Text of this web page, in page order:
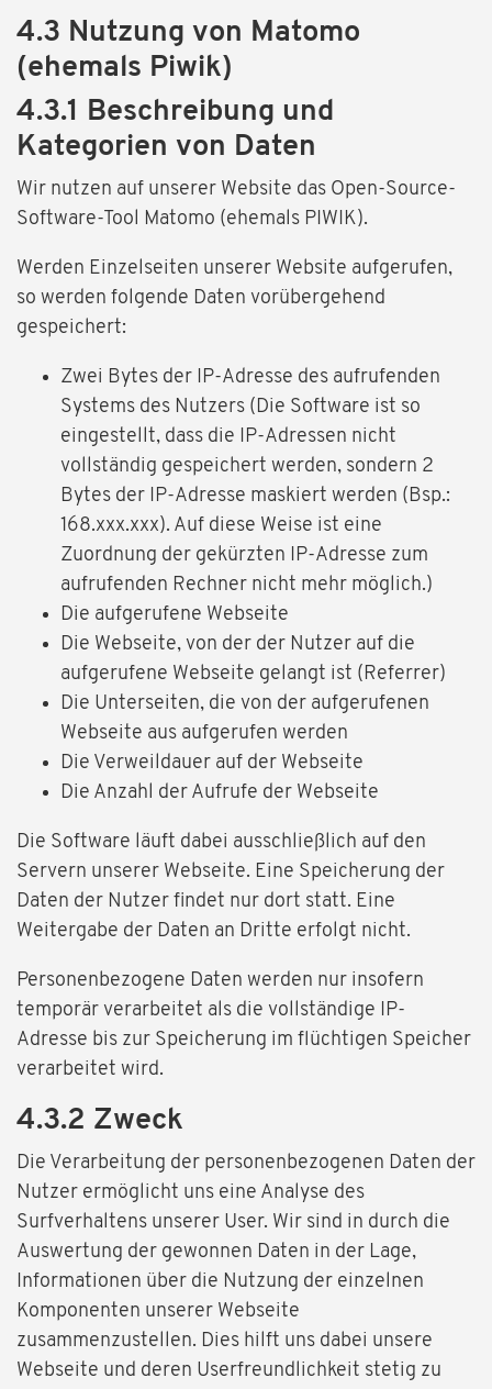
4.3 Nutzung von Matomo
(ehemals Piwik)
4.3.1 Beschreibung und
Kategorien von Daten
Wir nutzen auf unserer Website das Open-Source-
Software-Tool Matomo (ehemals PIWIK).
Werden Einzelseiten unserer Website aufgerufen,
so werden folgende Daten vorübergehend
gespeichert:
Zwei Bytes der IP-Adresse des aufrufenden
Systems des Nutzers (Die Software ist so
eingestellt, dass die IP-Adressen nicht
vollständig gespeichert werden, sondern 2
Bytes der IP-Adresse maskiert werden (Bsp.:
168.xxx.xxx). Auf diese Weise ist eine
Zuordnung der gekürzten IP-Adresse zum
aufrufenden Rechner nicht mehr möglich.)
Die aufgerufene Webseite
Die Webseite, von der der Nutzer auf die
aufgerufene Webseite gelangt ist (Referrer)
Die Unterseiten, die von der aufgerufenen
Webseite aus aufgerufen werden
Die Verweildauer auf der Webseite
Die Anzahl der Aufrufe der Webseite
Die Software läuft dabei ausschließlich auf den
Servern unserer Webseite. Eine Speicherung der
Daten der Nutzer findet nur dort statt. Eine
Weitergabe der Daten an Dritte erfolgt nicht.
Personenbezogene Daten werden nur insofern
temporär verarbeitet als die vollständige IP-
Adresse bis zur Speicherung im flüchtigen Speicher
verarbeitet wird.
4.3.2 Zweck
Die Verarbeitung der personenbezogenen Daten der
Nutzer ermöglicht uns eine Analyse des
Surfverhaltens unserer User. Wir sind in durch die
Auswertung der gewonnen Daten in der Lage,
Informationen über die Nutzung der einzelnen
Komponenten unserer Webseite
zusammenzustellen. Dies hilft uns dabei unsere
Webseite und deren Userfreundlichkeit stetig zu